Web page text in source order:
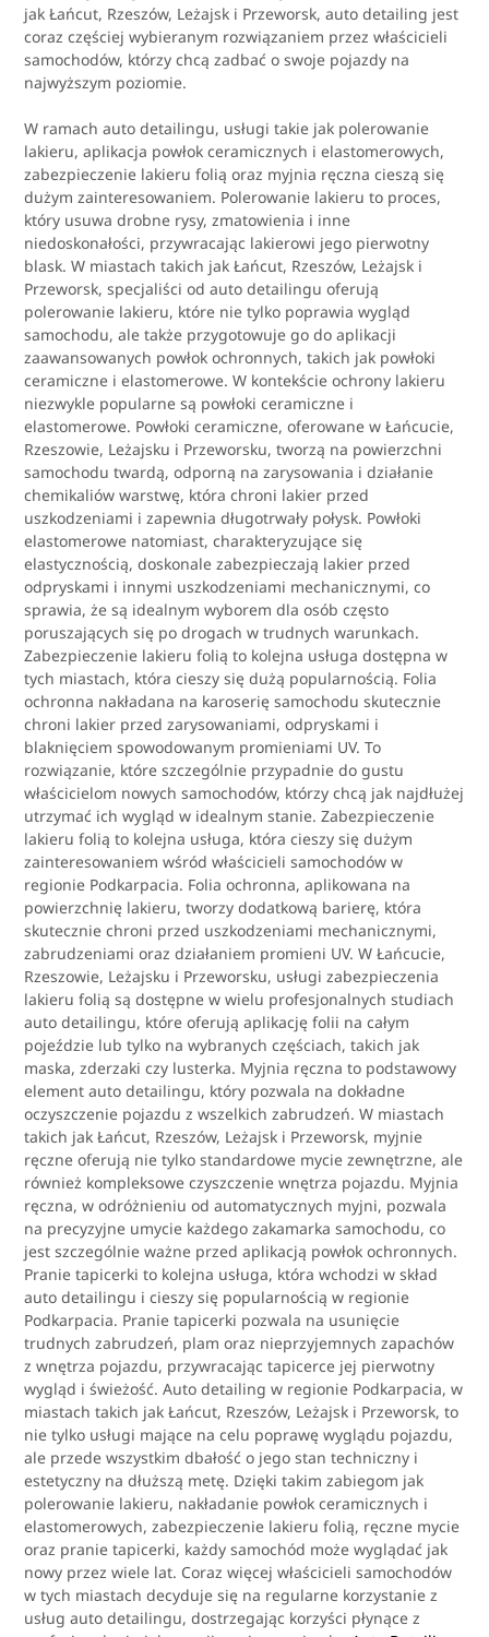
jak Łańcut, Rzeszów, Leżajsk i Przeworsk, auto detailing jest
coraz częściej wybieranym rozwiązaniem przez właścicieli
samochodów, którzy chcą zadbać o swoje pojazdy na
najwyższym poziomie.
W ramach auto detailingu, usługi takie jak polerowanie
lakieru, aplikacja powłok ceramicznych i elastomerowych,
zabezpieczenie lakieru folią oraz myjnia ręczna cieszą się
dużym zainteresowaniem. Polerowanie lakieru to proces,
który usuwa drobne rysy, zmatowienia i inne
niedoskonałości, przywracając lakierowi jego pierwotny
blask. W miastach takich jak Łańcut, Rzeszów, Leżajsk i
Przeworsk, specjaliści od auto detailingu oferują
polerowanie lakieru, które nie tylko poprawia wygląd
samochodu, ale także przygotowuje go do aplikacji
zaawansowanych powłok ochronnych, takich jak powłoki
ceramiczne i elastomerowe. W kontekście ochrony lakieru
niezwykle popularne są powłoki ceramiczne i
elastomerowe. Powłoki ceramiczne, oferowane w Łańcucie,
Rzeszowie, Leżajsku i Przeworsku, tworzą na powierzchni
samochodu twardą, odporną na zarysowania i działanie
chemikaliów warstwę, która chroni lakier przed
uszkodzeniami i zapewnia długotrwały połysk. Powłoki
elastomerowe natomiast, charakteryzujące się
elastycznością, doskonale zabezpieczają lakier przed
odpryskami i innymi uszkodzeniami mechanicznymi, co
sprawia, że są idealnym wyborem dla osób często
poruszających się po drogach w trudnych warunkach.
Zabezpieczenie lakieru folią to kolejna usługa dostępna w
tych miastach, która cieszy się dużą popularnością. Folia
ochronna nakładana na karoserię samochodu skutecznie
chroni lakier przed zarysowaniami, odpryskami i
blaknięciem spowodowanym promieniami UV. To
rozwiązanie, które szczególnie przypadnie do gustu
właścicielom nowych samochodów, którzy chcą jak najdłużej
utrzymać ich wygląd w idealnym stanie. Zabezpieczenie
lakieru folią to kolejna usługa, która cieszy się dużym
zainteresowaniem wśród właścicieli samochodów w
regionie Podkarpacia. Folia ochronna, aplikowana na
powierzchnię lakieru, tworzy dodatkową barierę, która
skutecznie chroni przed uszkodzeniami mechanicznymi,
zabrudzeniami oraz działaniem promieni UV. W Łańcucie,
Rzeszowie, Leżajsku i Przeworsku, usługi zabezpieczenia
lakieru folią są dostępne w wielu profesjonalnych studiach
auto detailingu, które oferują aplikację folii na całym
pojeździe lub tylko na wybranych częściach, takich jak
maska, zderzaki czy lusterka. Myjnia ręczna to podstawowy
element auto detailingu, który pozwala na dokładne
oczyszczenie pojazdu z wszelkich zabrudzeń. W miastach
takich jak Łańcut, Rzeszów, Leżajsk i Przeworsk, myjnie
ręczne oferują nie tylko standardowe mycie zewnętrzne, ale
również kompleksowe czyszczenie wnętrza pojazdu. Myjnia
ręczna, w odróżnieniu od automatycznych myjni, pozwala
na precyzyjne umycie każdego zakamarka samochodu, co
jest szczególnie ważne przed aplikacją powłok ochronnych.
Pranie tapicerki to kolejna usługa, która wchodzi w skład
auto detailingu i cieszy się popularnością w regionie
Podkarpacia. Pranie tapicerki pozwala na usunięcie
trudnych zabrudzeń, plam oraz nieprzyjemnych zapachów
z wnętrza pojazdu, przywracając tapicerce jej pierwotny
wygląd i świeżość. Auto detailing w regionie Podkarpacia, w
miastach takich jak Łańcut, Rzeszów, Leżajsk i Przeworsk, to
nie tylko usługi mające na celu poprawę wyglądu pojazdu,
ale przede wszystkim dbałość o jego stan techniczny i
estetyczny na dłuższą metę. Dzięki takim zabiegom jak
polerowanie lakieru, nakładanie powłok ceramicznych i
elastomerowych, zabezpieczenie lakieru folią, ręczne mycie
oraz pranie tapicerki, każdy samochód może wyglądać jak
nowy przez wiele lat. Coraz więcej właścicieli samochodów
w tych miastach decyduje się na regularne korzystanie z
usług auto detailingu, dostrzegając korzyści płynące z